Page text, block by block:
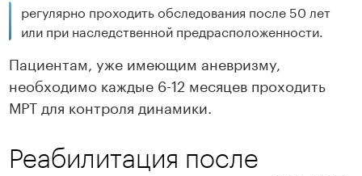
регулярно проходить обследования после 50 лет
или при наследственной предрасположенности.
Пациентам, уже имеющим аневризму,
необходимо каждые 6-12 месяцев проходить
МРТ для контроля динамики.
Реабилитация после